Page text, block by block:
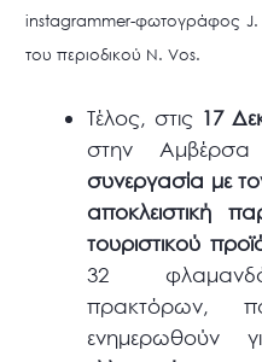
instagrammer-φωτογράφος J.
του περιοδικού N. Vos.
Τέλος, στις 17
στην
συνεργασία με
αποκλειστική
τουριστικού
32
πρακτόρων,
ενημερωθούν